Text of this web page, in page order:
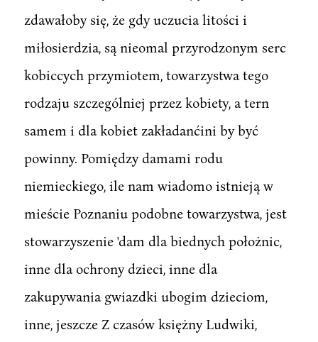
zdawałoby się, że gdy uczucia litości i
miłosierdzia, są nieomal przyrodzonym serc
kobiccych przymiotem, towarzystwa tego
rodzaju szczególniej przez kobiety, a tern
samem i dla kobiet zakładanćini by być
powinny. Pomiędzy damami rodu
niemieckiego, ile nam wiadomo istnieją w
mieście Poznaniu podobne towarzystwa, jest
stowarzyszenie 'dam dla biednych położnic,
inne dla ochrony dzieci, inne dla
zakupywania gwiazdki ubogim dzieciom,
inne, jeszcze Z czasów księżny Ludwiki,